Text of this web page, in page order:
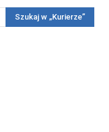
Szukaj w „Kurierze”